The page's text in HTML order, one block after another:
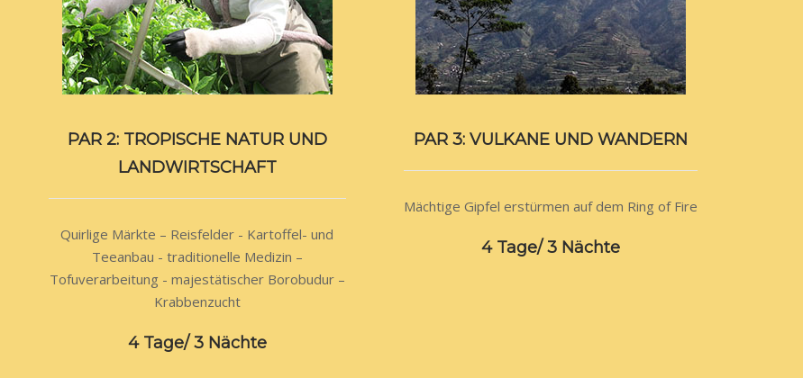
PAR 2: TROPISCHE NATUR UND
LANDWIRTSCHAFT
Quirlige Märkte – Reisfelder - Kartoffel- und
Teeanbau - traditionelle Medizin –
Tofuverarbeitung - majestätischer Borobudur –
Krabbenzucht
4 Tage/ 3 Nächte
PAR 3: VULKANE UND WANDERN
Mächtige Gipfel erstürmen auf dem Ring of Fire
4 Tage/ 3 Nächte